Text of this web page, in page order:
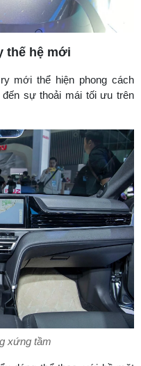
thế hệ mới
mới thể hiện phong cách
sự thoải mái tối ưu trên
xứng tầm